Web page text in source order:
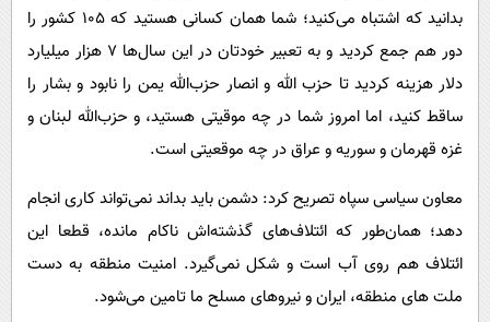
بدانید که اشتباه می‌کنید؛ شما همان کسانی هستید که ۱۰۵ کشور را
دور هم جمع کردید و به تعبیر خودتان در این سال‌ها ۷ هزار میلیارد
دلار هزینه کردید تا حزب الله و انصار حزب‌الله یمن را نابود و بشار را
ساقط کنید، اما امروز شما در چه موقیتی هستید، و حزب‌الله لبنان و
غزه قهرمان و سوریه و عراق در چه موقعیتی است.
معاون سیاسی سپاه تصریح کرد: دشمن باید بداند نمی‌تواند کاری انجام
دهد؛ همان‌طور که ائتلاف‌های گذشته‌اش ناکام مانده، قطعا این
ائتلاف هم روی آب است و شکل نمی‌گیرد. امنیت منطقه به دست
ملت های منطقه، ایران و نیروهای مسلح ما تامین می‌شود.